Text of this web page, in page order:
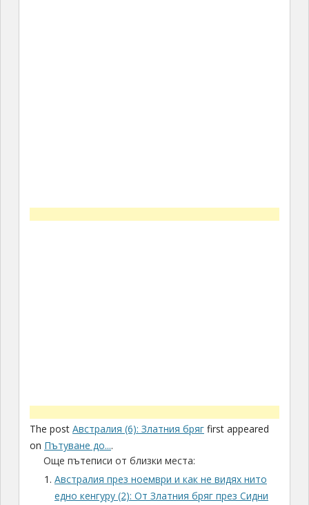
The post Австралия (6): Златния брягfirst appeared
on Пътуване до....
Още пътеписи от близки места:
Австралия през ноември и как не видях нито
едно кенгуру (2): От Златния бряг през Сидни